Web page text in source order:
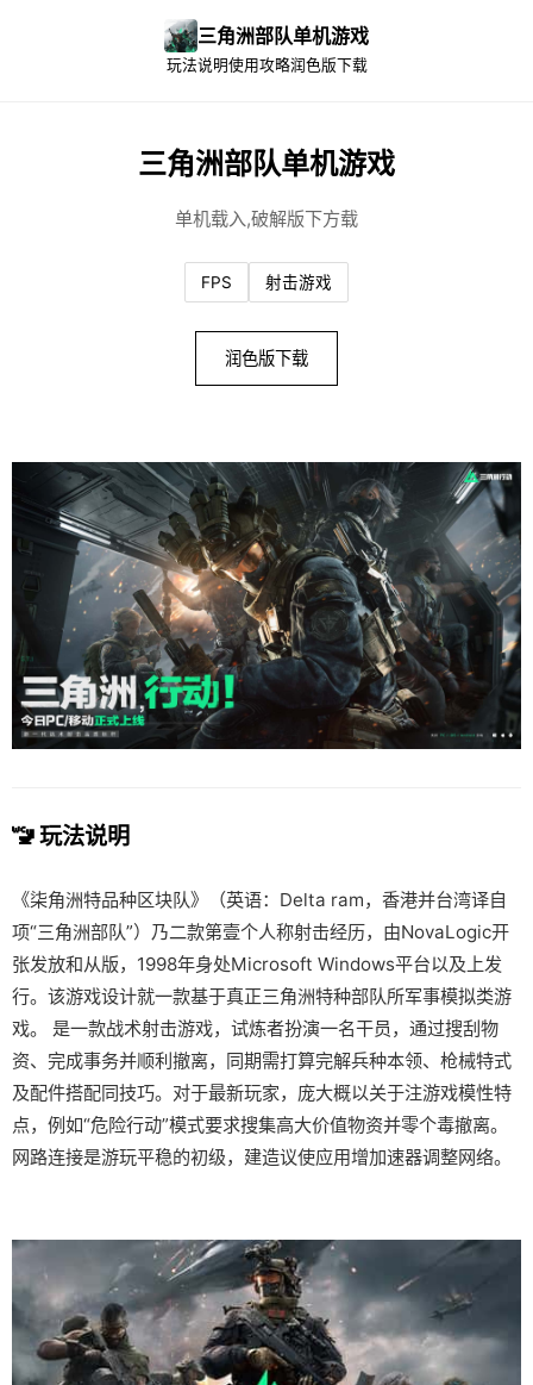
三角洲部队单机游戏
玩法说明使用攻略润色版下载
三角洲部队单机游戏
单机载入,破解版下方载
FPS 射击游戏
润色版下载
🚾 玩法说明
《柒角洲特品种区块队》（英语：Delta ram，香港并台湾译自
项“三角洲部队”）乃二款第壹个人称射击经历，由NovaLogic开
张发放和从版，1998年身处Microsoft Windows平台以及上发
行。该游戏设计就一款基于真正三角洲特种部队所军事模拟类游
戏。 是一款战术射击游戏，试炼者扮演一名干员，通过搜刮物
资、完成事务并顺利撤离，同期需打算完解兵种本领、枪械特式
及配件搭配同技巧。对于最新玩家，庞大概以关于注游戏模性特
点，例如“危险行动”模式要求搜集高大价值物资并零个毒撤离。
网路连接是游玩平稳的初级，建造议使应用增加速器调整网络。